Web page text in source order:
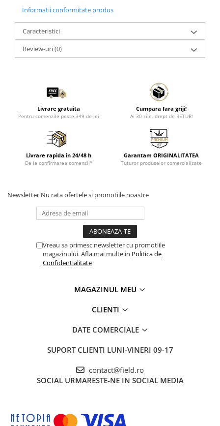
Informatii conformitate produs
Caracteristici
Review-uri(0)
Livrare gratuita
Pentru comenzile peste 349 de lei
Cumpara fara griji!
Ai 30 zile, drept de RETUR!
Livrare rapida in 24/48 h
De la confirmarea comenzii*
Garantam ORIGINALITATEA
Tuturor produselor comercializate
Newsletter Nu rata ofertele si promotiile noastre
Vreau sa primesc newsletter cu promotiile
magazinului. Afla mai multe in Politica de
Confidentialitate
MAGAZINUL MEU
CLIENTI
DATE COMERCIALE
SUPORT CLIENTI LUNI-VINERI 09-17
contact@field.ro
SOCIAL URMARESTE-NE IN SOCIAL MEDIA